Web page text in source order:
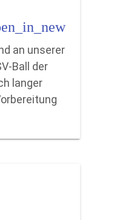
an unserer
Ball der
langer